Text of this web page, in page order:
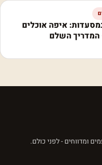
באב 2026 במסעדות: איפה אוכלים
המדריך השלם
ומדווחים - לפני כולם.